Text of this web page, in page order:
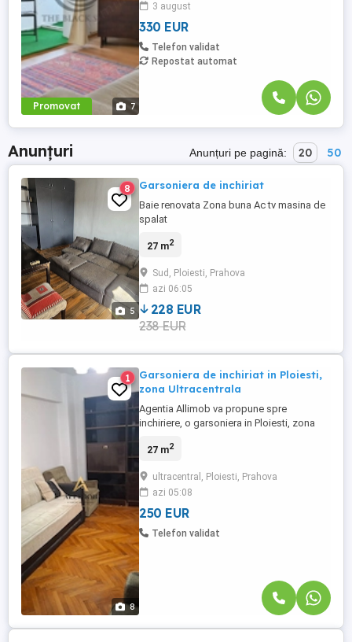
Promovat 7
garsonieră semidecomandată oferă un
spațiu inteligent optimizat pentru ...
3 august
330 EUR
Telefon validat
Repostat automat
Anunțuri Anunțuri pe pagină: 20 50
5
8 Garsoniera de inchiriat
Baie renovata Zona buna Ac tv masina de
spalat
27 m2
Sud, Ploiesti, Prahova
azi 06:05
228 EUR
238 EUR
8
1
Garsoniera de inchiriat in Ploiesti,
zona Ultracentrala
Agentia Allimob va propune spre
inchiriere, o garsoniera in Ploiesti, zona
etajul 3 dintr-un bloc cu 7 etaje si are o
complet mobilata si utilata si este
disponibila pentru mutare imediata. In
vecinatate sunt: mijloace ...
27 m2
ultracentral, Ploiesti, Prahova
azi 05:08
250 EUR
Telefon validat